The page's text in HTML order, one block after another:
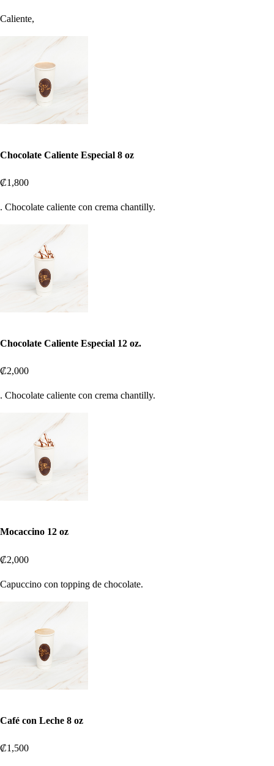
Caliente,
Chocolate Caliente Especial 8 oz
₡1,800
. Chocolate caliente con crema chantilly.
Chocolate Caliente Especial 12 oz.
₡2,000
. Chocolate caliente con crema chantilly.
Mocaccino 12 oz
₡2,000
Capuccino con topping de chocolate.
Café con Leche 8 oz
₡1,500